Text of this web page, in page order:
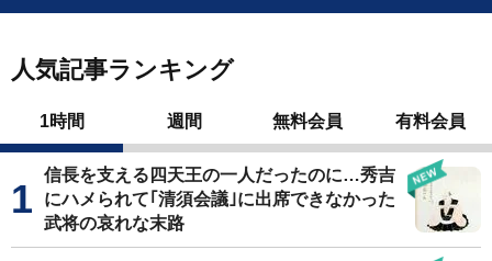
人気記事ランキング
1時間 週間 無料会員 有料会員
信長を支える四天王の一人だったのに…秀吉
にハメられて｢清須会議｣に出席できなかった
武将の哀れな末路